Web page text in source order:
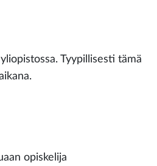
Tyypillisesti tämä
opiskelija